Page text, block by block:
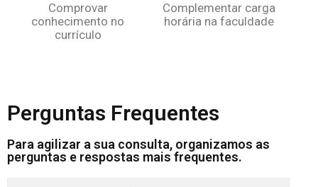
Comprovar
conhecimento no
currículo
Complementar carga
horária na faculdade
Perguntas Frequentes
Para agilizar a sua consulta, organizamos as
perguntas e respostas mais frequentes.